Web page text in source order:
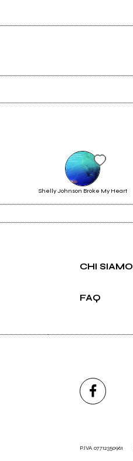
Shelly Johnson Broke My Heart
CHI SIAMO
FAQ
P.IVA 07712350961